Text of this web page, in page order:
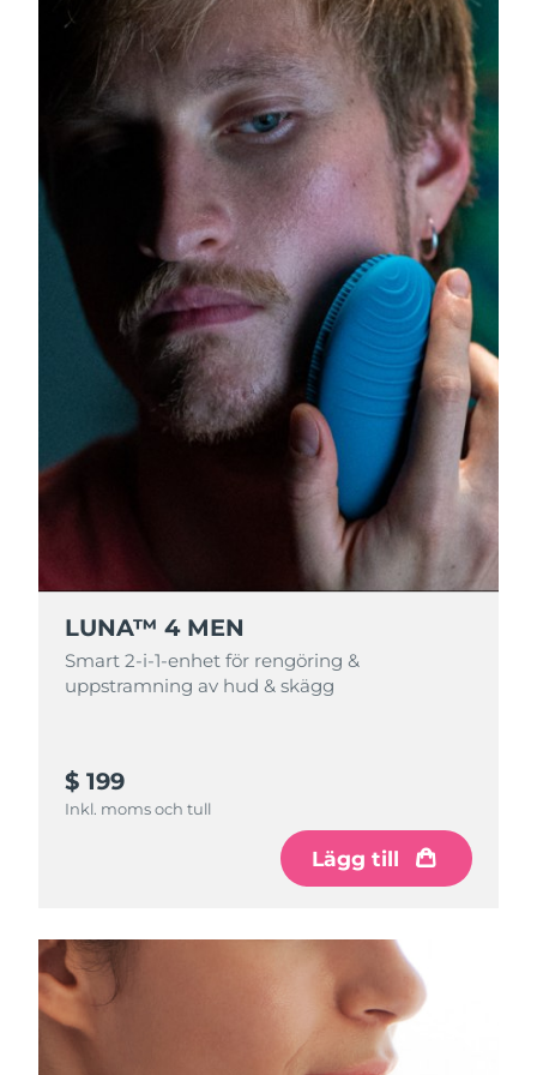
LUNA™ 4 MEN
Smart 2-i-1-enhet för rengöring &
uppstramning av hud & skägg
$ 199
Inkl. moms och tull
Lägg till
Filippinerna Förväntad leverans 8/14/26
Förväntad leverans 8/12/26
Förväntad leverans8/11/26
Puerto Rico Förväntad leverans 8/13/26
Qatar Förväntad leverans
Réunion Förväntad leverans 8/16/26
Rumänien Förväntad leverans 8/11/26
Förväntad leverans 8/19/26
Saudiarabien Förväntad leverans 8/12/26
Förväntad leverans 8/13/26
Slovakien Förväntad leverans8/11/26
Slovenien
Sydafrika Förväntad leverans
Spanien
Förväntad leverans 8/11/26
Taiwan Förväntad leverans
Thailand Förväntad leverans